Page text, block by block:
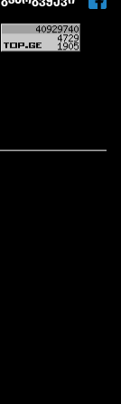
კუთხით